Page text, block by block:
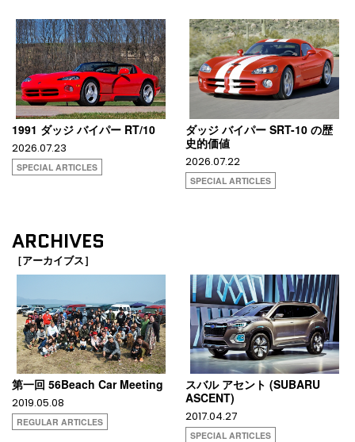
1991 ダッジ バイパー RT/10
2026.07.23
SPECIAL ARTICLES
ダッジ バイパー SRT-10 の歴
史的価値
2026.07.22
SPECIAL ARTICLES
ARCHIVES
［アーカイブス］
第一回 56Beach Car Meeting
2019.05.08
REGULAR ARTICLES
スバル アセント (SUBARU
ASCENT)
2017.04.27
SPECIAL ARTICLES